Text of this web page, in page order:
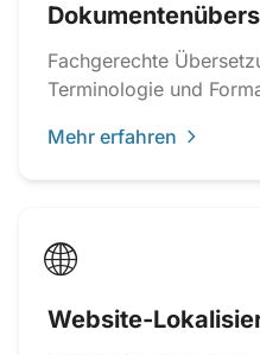
Fachgerechte
Terminologie und
Mehr erfahren
🌐
Website-